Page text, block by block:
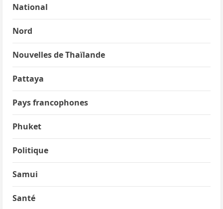
National
Nord
Nouvelles de Thaïlande
Pattaya
Pays francophones
Phuket
Politique
Samui
Santé